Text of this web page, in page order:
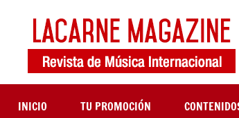
contenido
INICIO TU PROMOCIÓN